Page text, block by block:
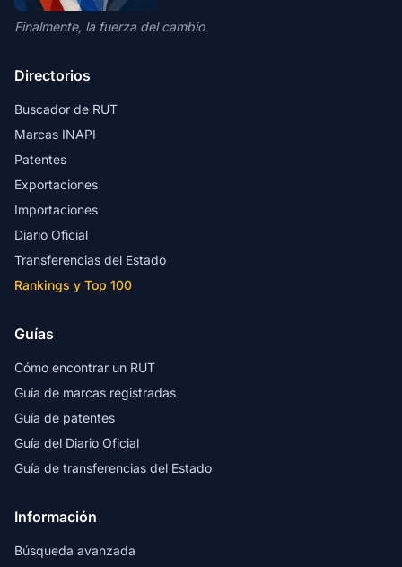
Finalmente, la fuerza del cambio
Directorios
Buscador de RUT
Marcas INAPI
Patentes
Exportaciones
Importaciones
Diario Oficial
Transferencias del Estado
Rankings y Top 100
Guías
Cómo encontrar un RUT
Guía de marcas registradas
Guía de patentes
Guía del Diario Oficial
Guía de transferencias del Estado
Información
Búsqueda avanzada